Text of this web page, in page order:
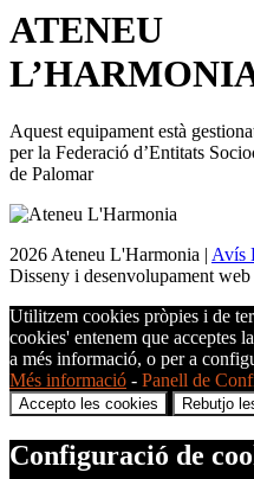
ATENEU
L’
Aquest equipament està
per la Federació d’Entitats
de Palomar
2026 Ateneu L'Harmonia | Avís
Disseny i desenvolupament web
Utilitzem cookies pròpies i de
cookies' entenem que acceptes
a més informació, o per a
Més informació - Panell de
Accepto les cookies Rebutjo
Configuració de